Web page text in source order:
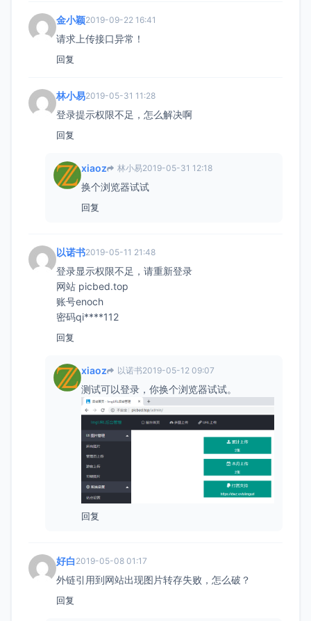
金小颖2019-09-22 16:41
请求上传接口异常！
回复
林小易2019-05-31 11:28
登录提示权限不足，怎么解决啊
回复
xiaoz 林小易2019-05-31 12:18
换个浏览器试试
回复
以诺书2019-05-11 21:48
登录显示权限不足，请重新登录
网站 picbed.top
账号enoch
密码qi****112
回复
xiaoz 以诺书2019-05-12 09:07
测试可以登录，你换个浏览器试试。
回复
好白 2019-05-08 01:17
外链引用到网站出现图片转存失败，怎么破？
回复